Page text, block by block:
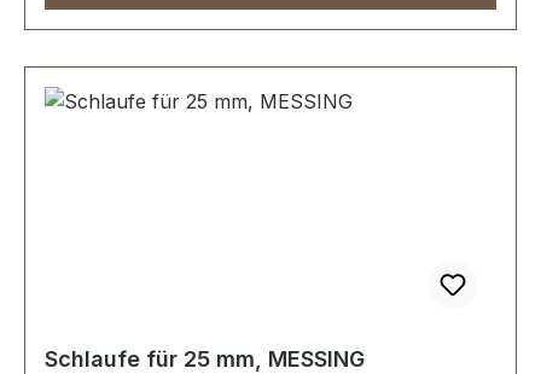
Schlaufe für 25 mm, MESSING